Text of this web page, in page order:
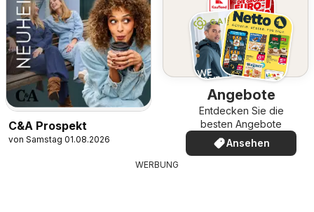
C&A Prospekt
von Samstag 01.08.2026
Angebote
Entdecken Sie die
besten Angebote
Ansehen
WERBUNG